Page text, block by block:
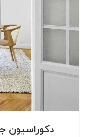
دکوراسیون